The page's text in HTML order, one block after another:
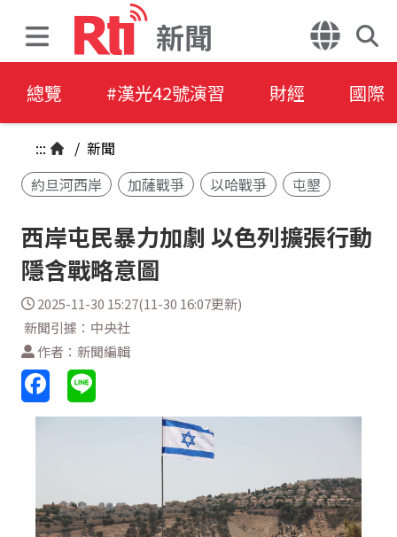
新聞
總覽 #漢光42號演習 財經 國際
::: / 新聞
約旦河西岸
加薩戰爭 以哈戰爭 屯墾
西岸屯民暴力加劇 以色列擴張行動
隱含戰略意圖
2025-11-30 15:27(11-30 16:07更新)
新聞引據：中央社
作者：新聞編輯